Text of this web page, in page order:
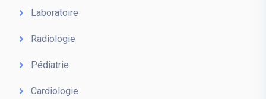
Laboratoire
Radiologie
Pédiatrie
Cardiologie